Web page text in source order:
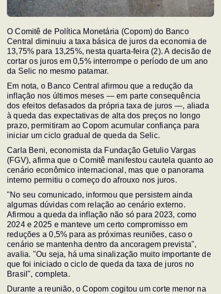
O Comitê de Política Monetária (Copom) do Banco
Central diminuiu a taxa básica de juros da economia de
13,75% para 13,25%, nesta quarta-feira (2). A decisão de
cortar os juros em 0,5% interrompe o período de um ano
da Selic no mesmo patamar.
Em nota, o Banco Central afirmou que a redução da
inflação nos últimos meses — em parte consequência
dos efeitos defasados da própria taxa de juros —, aliada
à queda das expectativas de alta dos preços no longo
prazo, permitiram ao Copom acumular confiança para
iniciar um ciclo gradual de queda da Selic.
Carla Beni, economista da Fundação Getulio Vargas
(FGV), afirma que o Comitê manifestou cautela quanto ao
cenário econômico internacional, mas que o panorama
interno permitiu o começo do afrouxo nos juros.
"No seu comunicado, informou que persistem ainda
algumas dúvidas com relação ao cenário externo.
Afirmou a queda da inflação não só para 2023, como
2024 e 2025 e manteve um certo compromisso em
reduções a 0,5% para as próximas reuniões, caso o
cenário se mantenha dentro da ancoragem prevista",
avalia. "Ou seja, há uma sinalização muito importante de
que foi iniciado o ciclo de queda da taxa de juros no
Brasil", completa.
Durante a reunião, o Copom cogitou um corte menor na